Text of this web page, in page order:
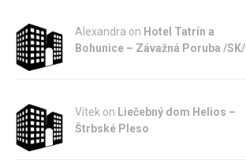
Alexandra on Hotel Tatrín a
Bohunice – Závažná Poruba /SK/
Vítek on Liečebný dom Helios –
Štrbské Pleso